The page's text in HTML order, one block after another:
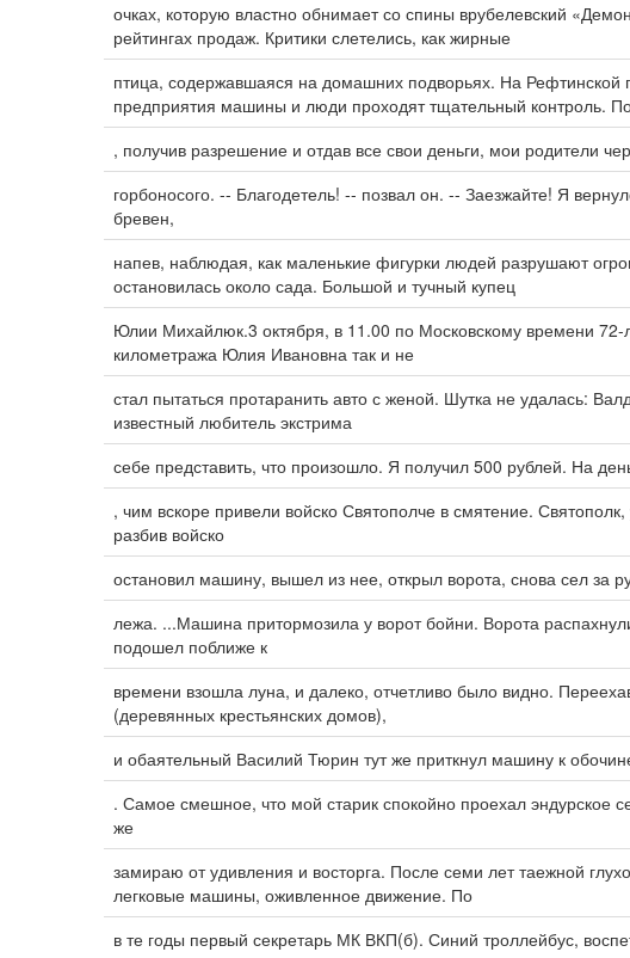
очках, которую властно обнимает со спины врубелевский
рейтингах продаж. Критики слетелись, как жирные
птица, содержавшаяся на домашних подворьях. На
предприятия машины и люди проходят тщательный контроль.
, получив разрешение и отдав все свои деньги, мои родители
горбоносого. -- Благодетель! -- позвал он. -- Заезжайте! Я
бревен,
напев, наблюдая, как маленькие фигурки людей разрушают
остановилась около сада. Большой и тучный купец
Юлии Михайлюк.3 октября, в 11.00 по Московскому времени 72-
километража Юлия Ивановна так и не
стал пытаться протаранить авто с женой. Шутка не удалась:
известный любитель экстрима
себе представить, что произошло. Я получил 500 рублей. На
, чим вскоре привели войско Святополче в смятение.
разбив войско
остановил машину, вышел из нее, открыл ворота, снова сел за
лежа. ...Машина притормозила у ворот бойни. Ворота
подошел поближе к
времени взошла луна, и далеко, отчетливо было видно.
(деревянных крестьянских домов),
и обаятельный Василий Тюрин тут же приткнул машину к
. Самое смешное, что мой старик спокойно проехал эндурское
же
замираю от удивления и восторга. После семи лет таежной
легковые машины, оживленное движение. По
в те годы первый секретарь МК ВКП(б). Синий троллейбус,